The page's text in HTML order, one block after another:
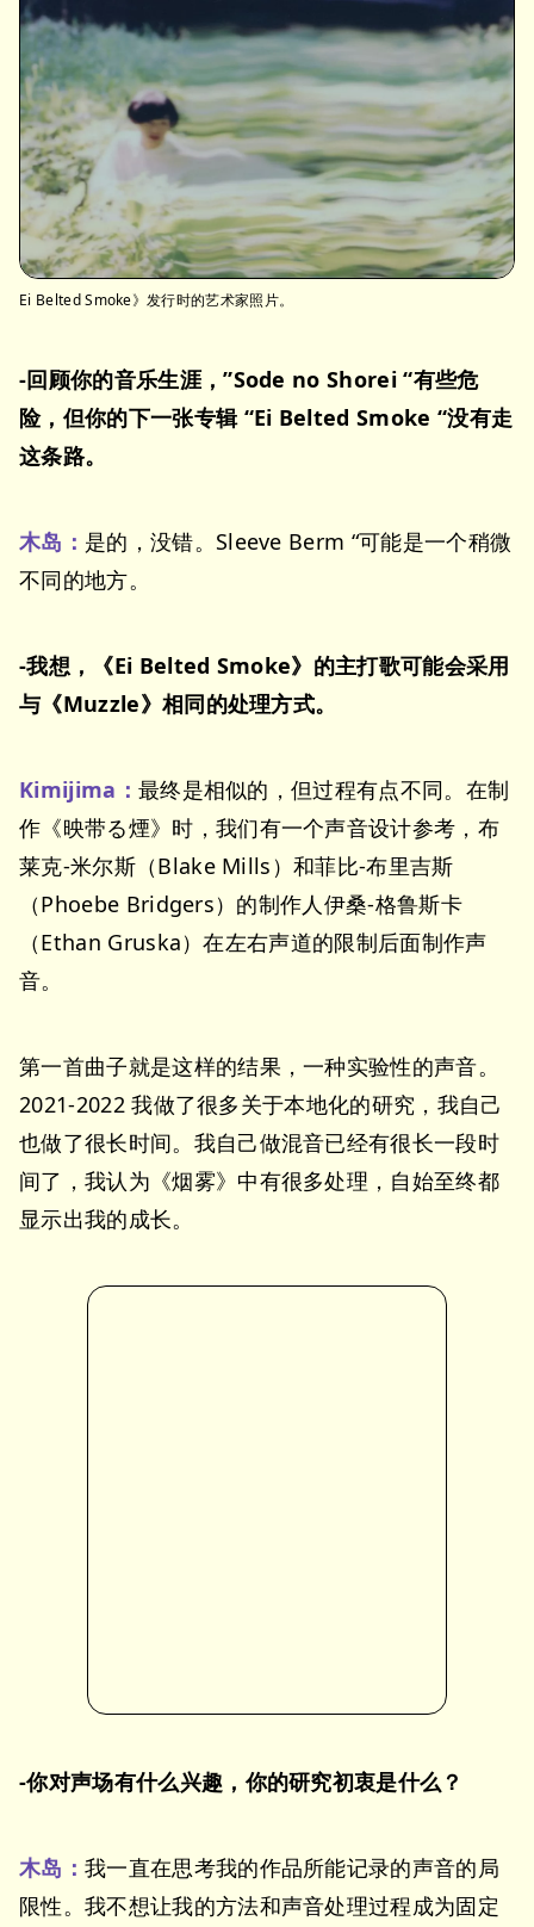
Ei Belted Smoke》发行时的艺术家照片。
-回顾你的音乐生涯，”Sode no Shorei “有些危
险，但你的下一张专辑 “Ei Belted Smoke “没有走
这条路。
木岛： 是的，没错。Sleeve Berm “可能是一个稍微
不同的地方。
-我想，《Ei Belted Smoke》的主打歌可能会采用
与《Muzzle》相同的处理方式。
Kimijima： 最终是相似的，但过程有点不同。在制
作《映带る煙》时，我们有一个声音设计参考，布
莱克-米尔斯（Blake Mills）和菲比-布里吉斯
（Phoebe Bridgers）的制作人伊桑-格鲁斯卡
（Ethan Gruska）在左右声道的限制后面制作声
音。
第一首曲子就是这样的结果，一种实验性的声音。
2021-2022 我做了很多关于本地化的研究，我自己
也做了很长时间。我自己做混音已经有很长一段时
间了，我认为《烟雾》中有很多处理，自始至终都
显示出我的成长。
-你对声场有什么兴趣，你的研究初衷是什么？
木岛： 我一直在思考我的作品所能记录的声音的局
限性。我不想让我的方法和声音处理过程成为固定